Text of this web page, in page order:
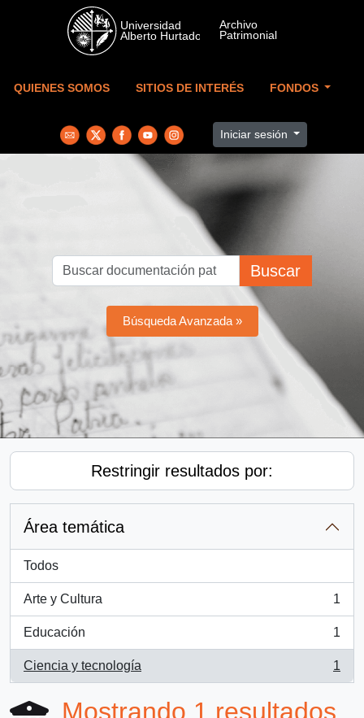
Skip to main content
QUIENES SOMOS SITIOS DE INTERÉS FONDOS
Iniciar sesión
Buscar
Búsqueda Avanzada »
Restringir resultados por:
Área temática
Todos
Arte y Cultura
, 1 resultados
1
Educación
, 1 resultados
1
Ciencia y tecnología
, 1 resultados
1
Mostrando 1 resultados